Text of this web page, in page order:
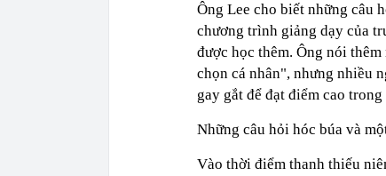
Ông Lee cho biết những câu
chương trình giảng dạy của
được học thêm. Ông nói
chọn cá nhân", nhưng nhiều
gay gắt để đạt điểm cao
Những câu hỏi hóc búa và
Vào thời điểm thanh thiếu